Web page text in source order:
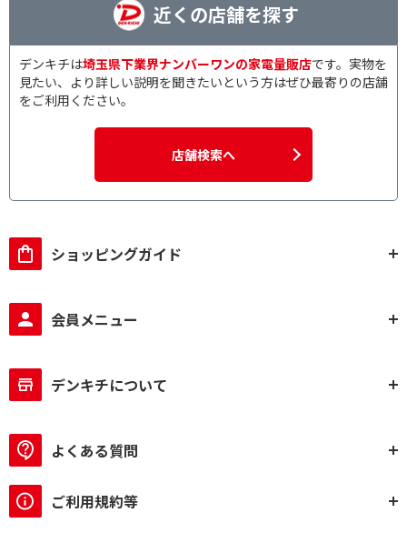
近くの店舗を探す
デンキチは埼玉県下業界ナンバーワンの家電量販店です。実物を
見たい、より詳しい説明を聞きたいという方はぜひ最寄りの店舗
をご利用ください。
店舗検索へ
ショッピングガイド
会員メニュー
デンキチについて
よくある質問
ご利用規約等